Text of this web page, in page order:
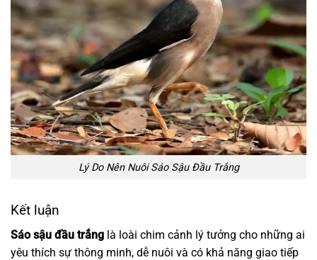
Lý Do Nên Nuôi Sáo Sậu Đầu Trắng
Kết luận
Sáo sậu đầu trắng là loài chim cảnh lý tưởng cho những ai
yêu thích sự thông minh, dễ nuôi và có khả năng giao tiếp